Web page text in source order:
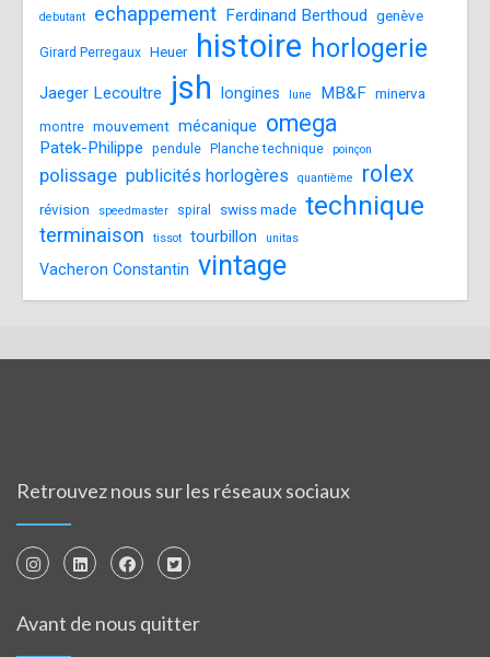
debutant echappement Ferdinand Berthoud genève
Girard Perregaux Heuer histoire horlogerie
Jaeger Lecoultre jsh longines lune MB&F minerva
montre mouvement mécanique omega
Patek-Philippe pendule Planche technique poinçon
polissage publicités horlogères quantième rolex
révision speedmaster spiral swiss made technique
terminaison tissot tourbillon unitas
Vacheron Constantin vintage
Retrouvez nous sur les réseaux sociaux
Avant de nous quitter